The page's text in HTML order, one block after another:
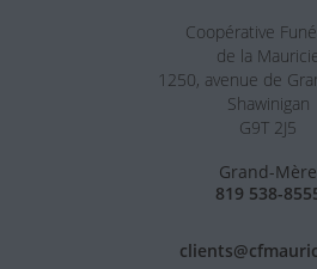
Coopérative
de la
1250, avenue de
Shawinigan
G9T 2J5
Grand-Mère
819 538-